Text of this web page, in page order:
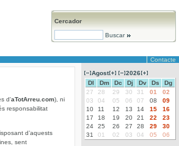
Cercador
Buscar
Contacte
d'aTotArreu.com), ni
responsabilitat
d’aquests
sent
Agost
2026
Dl
Dm Dc Dj Dv Ds
Dg
27
28 29 30 31 01
02
03
04 05 06 07 08
09
10
11 12 13 14 15
16
17
18 19 20 21 22
23
24
25 26 27 28 29
30
31
01 02 03 04 05 06